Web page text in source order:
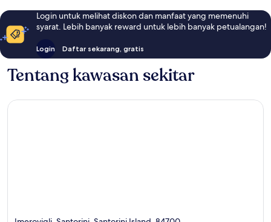
Login untuk melihat diskon dan manfaat yang memenuhi
syarat. Lebih banyak reward untuk lebih banyak petualangan!
Login Daftar sekarang, gratis
Tentang kawasan sekitar